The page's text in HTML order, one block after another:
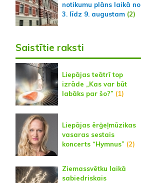
notikumu plāns laikā no
3. līdz 9. augustam(2)
Saistītie raksti
Liepājas teātrī top
izrāde „Kas var būt
labāks par šo?” (1)
Liepājas ērģeļmūzikas
vasaras sestais
koncerts “Hymnus” (2)
Ziemassvētku laikā
sabiedriskais